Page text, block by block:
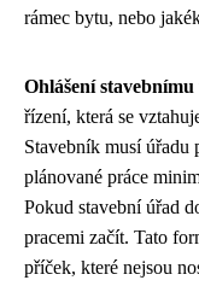
rámec bytu, nebo
Ohlášení
řízení, která se
Stavebník musí
plánované práce
Pokud stavební úřad
pracemi začít. Tato
příček, které nejsou